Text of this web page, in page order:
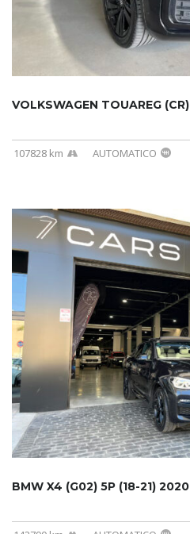
107828 km AUTOMATICO
BMW X4 (G02) 5P (18-21) 2020